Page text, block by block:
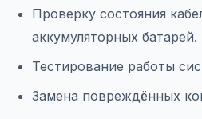
Проверку состояния
аккумуляторных батарей.
Тестирование работы
Замена повреждённых